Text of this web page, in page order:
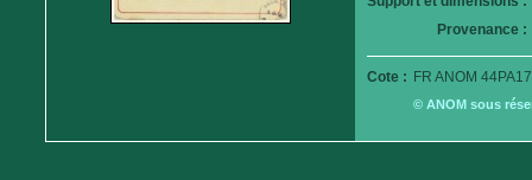
Provenance :
Cote : FR ANOM
© ANOM sous